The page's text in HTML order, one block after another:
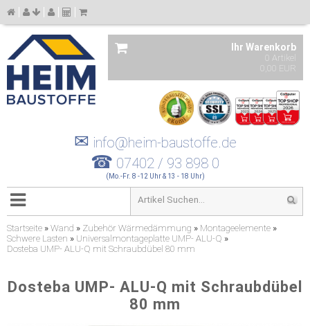
Ihr Warenkorb
0 Artikel
0,00 EUR
✉ info@heim-baustoffe.de
☎ 07402 / 93 898 0
(Mo.-Fr. 8 -12 Uhr & 13 - 18 Uhr)
Startseite » Wand » Zubehör Wärmedämmung » Montageelemente »
Schwere Lasten » Universalmontageplatte UMP- ALU-Q »
Dosteba UMP- ALU-Q mit Schraubdübel 80 mm
Dosteba UMP- ALU-Q mit Schraubdübel
80 mm